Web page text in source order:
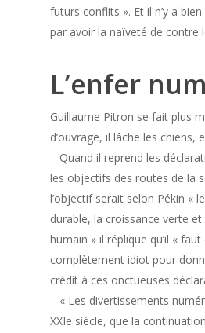
futurs conflits ». Et il n’y a
par avoir la naïveté de contre
L’enfer
Guillaume Pitron se fait plus
d’ouvrage, il lâche les chiens,
– Quand il reprend les
les objectifs des routes de la
l’objectif serait selon Pékin «
durable, la croissance verte
humain » il réplique qu’il «
complètement idiot pour
crédit à ces onctueuses
– « Les divertissements
XXIe siècle, que la